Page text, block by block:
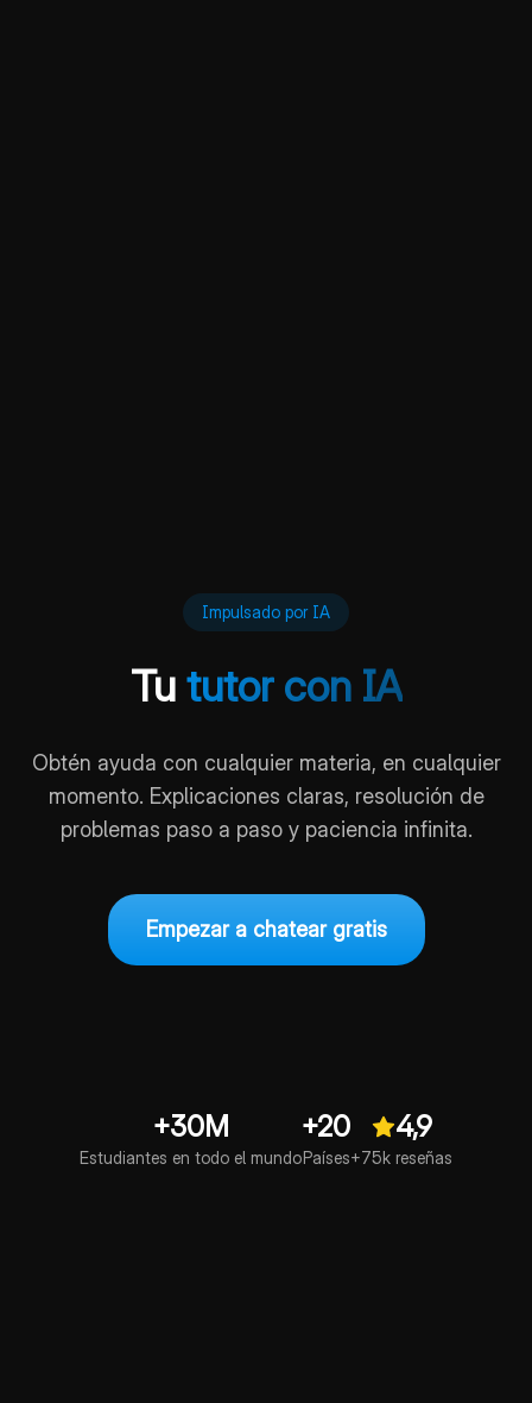
Impulsado por IA
Tu tutor con IA
Obtén ayuda con cualquier materia, en cualquier
momento. Explicaciones claras, resolución de
problemas paso a paso y paciencia infinita.
Empezar a chatear gratis
+30M
Estudiantes en todo el mundo
+20
Países
4,9
+75k reseñas